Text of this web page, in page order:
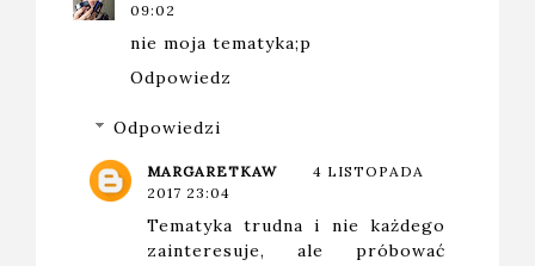
09:02
nie moja tematyka;p
Odpowiedz
Odpowiedzi
MARGARETKAW
4 LISTOPADA
2017 23:04
Tematyka trudna i nie każdego
zainteresuje, ale próbować